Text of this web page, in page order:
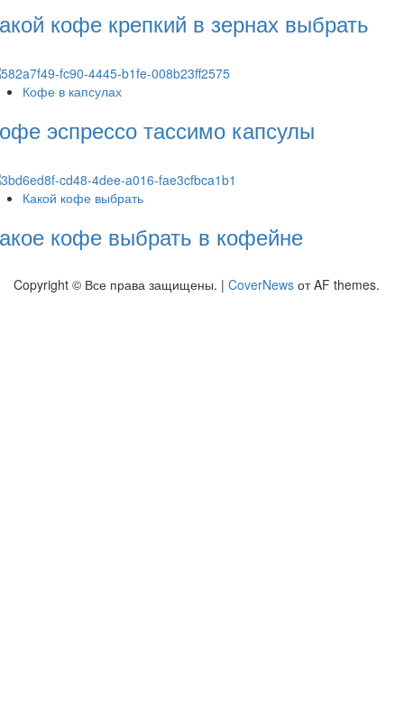
кофе крепкий в зернах выбрать
Кофе в капсулах
эспрессо тассимо капсулы
Какой кофе выбрать
кофе выбрать в кофейне
Copyright © Все права защищены. | CoverNews от AF themes.